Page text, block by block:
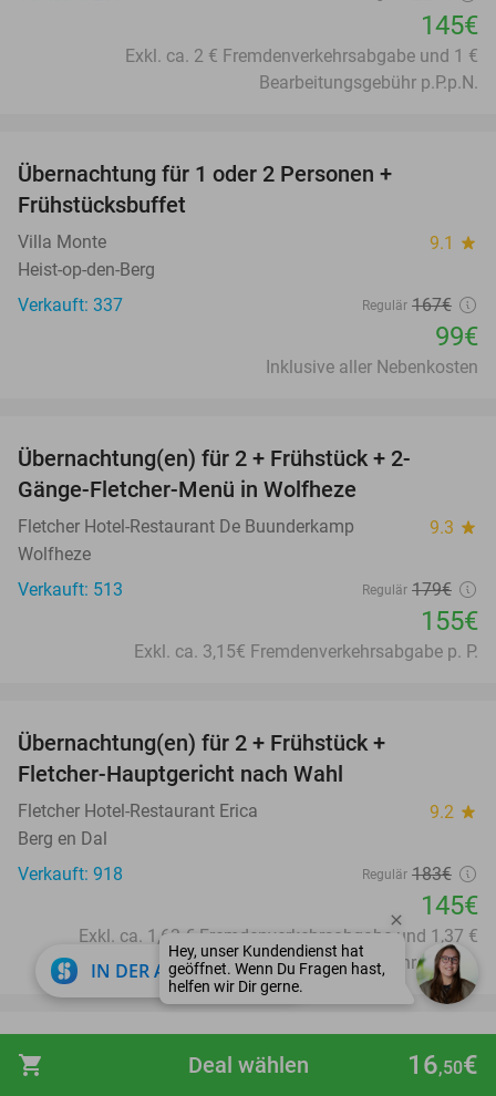
shopping_cart 16,50€
Deal wählen
145€
Exkl. ca. 2 € Fremdenverkehrsabgabe und 1 €
Bearbeitungsgebühr p.P.p.N.
Übernachtung für 1 oder 2 Personen +
Frühstücksbuffet
Villa Monte 9.1 star
Heist-op-den-Berg
Verkauft: 337
Regulär 167€
99€
Inklusive aller Nebenkosten
Übernachtung(en) für 2 + Frühstück + 2-
Gänge-Fletcher-Menü in Wolfheze
Fletcher Hotel-Restaurant De Buunderkamp 9.3 star
Wolfheze
Verkauft: 513
Regulär 179€
155€
Exkl. ca. 3,15€ Fremdenverkehrsabgabe p. P.
Übernachtung(en) für 2 + Frühstück +
Fletcher-Hauptgericht nach Wahl
Fletcher Hotel-Restaurant Erica 9.2 star
Berg en Dal
Verkauft: 918
Regulär 183€
145€
Exkl. ca. 1,63 € Fremdenverkehrsabgabe und 1,37 €
Bearbeitungsgebühr p.P.p.N.
25%
favorite_border
Übernachtung(en) für 2 + Frühstück + 2-
Gänge-Menü in Arcen
IN DER APP ÖFFNEN close